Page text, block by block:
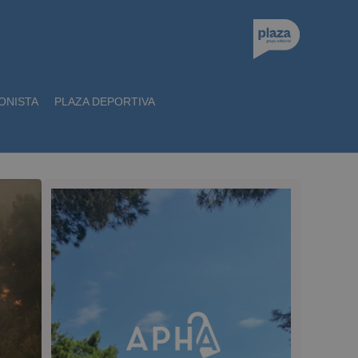
PLAZA DEPORTIVA